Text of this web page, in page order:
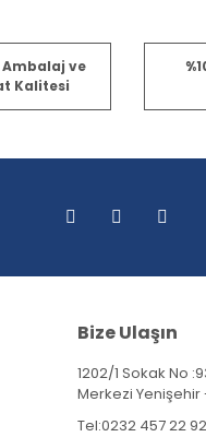
iletebilirsiniz.
Ambalaj ve
Kalitesi
Bize Ulaşın
1202/1 Sokak No
Merkezi
Tel:0232 457 22 92